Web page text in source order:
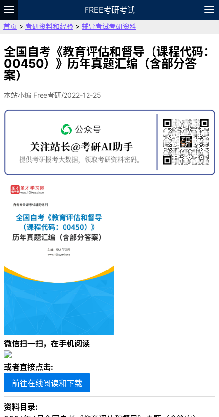
FREE考研考试
题库
故事 专题 APP 笔记
VIP
资料
首页 > 考研资料和经验 > 辅导考试考研资料
全国自考《教育评估和督导（课程代码：
00450）》历年真题汇编（含部分答
案）
本站小编 Free考研/2022-12-25
微信扫一扫，在手机阅读
或者直接点击:
前往在线阅读和下载
资料目录: